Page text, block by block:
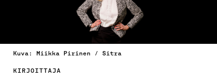
Kuva: Miikka Pirinen / Sitra
KIRJOITTAJA